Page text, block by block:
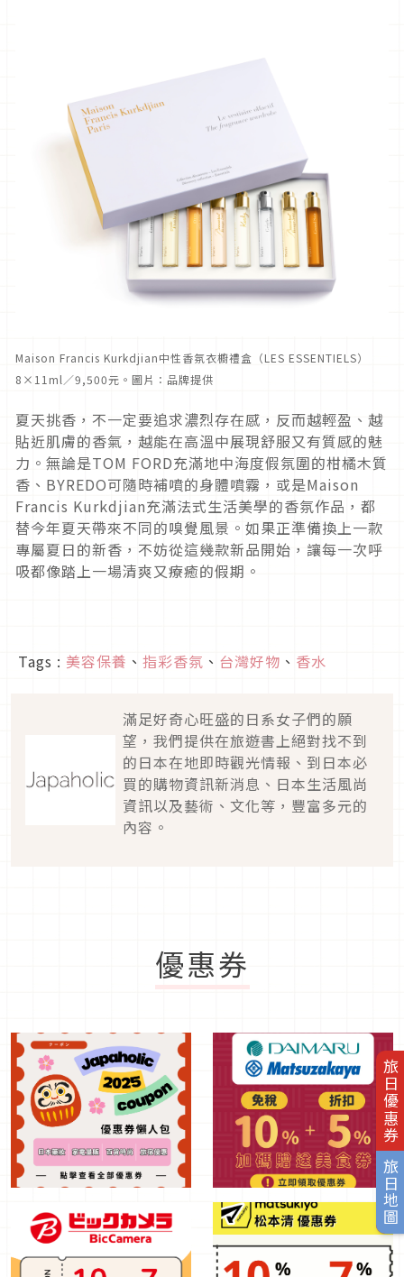
旅日優惠券
旅日地圖
Maison Francis Kurkdjian中性香氛衣櫥禮盒（LES ESSENTIELS）
8×11ml／9,500元。圖片：品牌提供
夏天挑香，不一定要追求濃烈存在感，反而越輕盈、越
貼近肌膚的香氣，越能在高溫中展現舒服又有質感的魅
力。無論是TOM FORD充滿地中海度假氛圍的柑橘木質
香、BYREDO可隨時補噴的身體噴霧，或是Maison
Francis Kurkdjian充滿法式生活美學的香氛作品，都
替今年夏天帶來不同的嗅覺風景。如果正準備換上一款
專屬夏日的新香，不妨從這幾款新品開始，讓每一次呼
吸都像踏上一場清爽又療癒的假期。
Tags : 美容保養 、 指彩香氛 、 台灣好物 、 香水
滿足好奇心旺盛的日系女子們的願
望，我們提供在旅遊書上絕對找不到
的日本在地即時觀光情報、到日本必
買的購物資訊新消息、日本生活風尚
資訊以及藝術、文化等，豐富多元的
內容。
優惠券